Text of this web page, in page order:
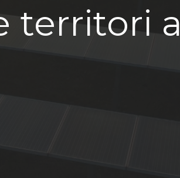
territori a